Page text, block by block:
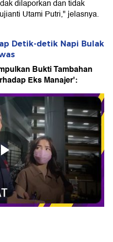
dilaporkan dan tidak
Utami Putri," jelasnya.
Detik-detik Napi Bulak
Bukti Tambahan
Eks Manajer':